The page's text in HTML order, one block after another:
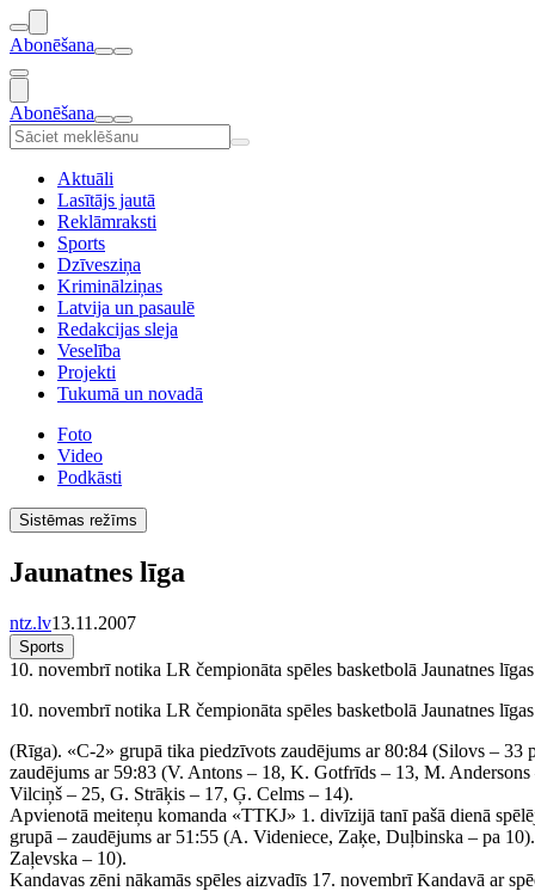
Abonēšana
Abonēšana
Aktuāli
Lasītājs jautā
Reklāmraksti
Sports
Dzīvesziņa
Kriminālziņas
Latvija un pasaulē
Redakcijas sleja
Veselība
Projekti
Tukumā un novadā
Foto
Video
Podkāsti
Sistēmas režīms
Jaunatnes līga
ntz.lv13.11.2007
Sports
10. novembrī notika LR čempionāta spēles basketbolā Jaunatnes
10. novembrī notika LR čempionāta spēles basketbolā Jaunatnes
(Rīga). «C-2» grupā tika piedzīvots zaudējums ar 80:84 (Silovs –
zaudējums ar 59:83 (V. Antons – 18, K. Gotfrīds – 13, M.
Vilciņš – 25, G. Strāķis – 17, Ģ. Celms – 14).
Apvienotā meiteņu komanda «TTKJ» 1. divīzijā tanī pašā dienā
grupā – zaudējums ar 51:55 (A. Videniece, Zaķe, Duļbinska – pa
Zaļevska – 10).
Kandavas zēni nākamās spēles aizvadīs 17. novembrī Kandavā ar